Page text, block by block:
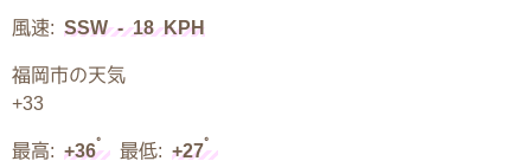
風速: SSW - 18 KPH
福岡市の天気
+33
最高: +36° 最低: +27°